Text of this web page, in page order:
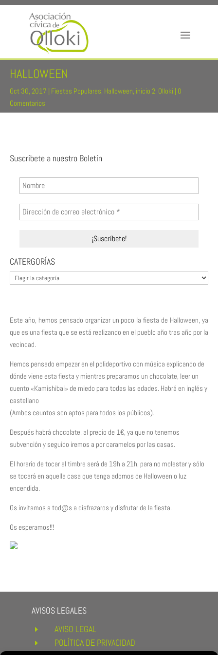
HALLOWEEN
Oct 30, 2017 Fiestas Populares, Halloween, inicio 2, Olloki 0
Comentarios
Suscríbete a nuestro Boletín
CATERGORÍAS
CATERGORÍAS
Este año, hemos pensado organizar un poco la fiesta de Halloween, ya
que es una fiesta que se está realizando en el pueblo año tras año por la
vecindad.
Hemos pensado empezar en el polideportivo con música explicando de
dónde viene esta fiesta y mientras preparamos un chocolate, leer un
cuento «Kamishibai» de miedo para todas las edades. Habrá en inglés y
castellano
(Ambos ceuntos son aptos para todos los públicos).
Después habrá chocolate, al precio de 1€, ya que no tenemos
subvención y seguido iremos a por caramelos por las casas.
El horario de tocar al timbre será de 19h a 21h, para no molestar y sólo
se tocará en aquella casa que tenga adornos de Halloween o luz
encendida.
Os invitamos a tod@s a disfrazaros y disfrutar de la fiesta.
Os esperamos!!!
AVISOS LEGALES
E AVISO LEGAL
E POLÍTICA DE PRIVACIDAD